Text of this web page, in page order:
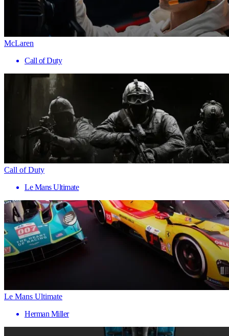
McLaren
Call of Duty
Call of Duty
Le Mans Ultimate
Le Mans Ultimate
Herman Miller